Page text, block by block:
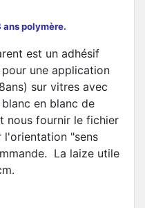
polymère.
est un adhésif
une application
sur vitres avec
en blanc de
nous fournir le fichier
l'orientation "sens
La laize utile